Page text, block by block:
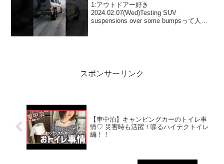
1:アウトドアー好き
2024.02.07(Wed)Testing SUV
suspensions over some bumpsって人気
スポンサーリンク
【車中泊】キャンピングカーのトイレ事
情♡ 災害時も活躍！喋るハイテクトイレ
編！！